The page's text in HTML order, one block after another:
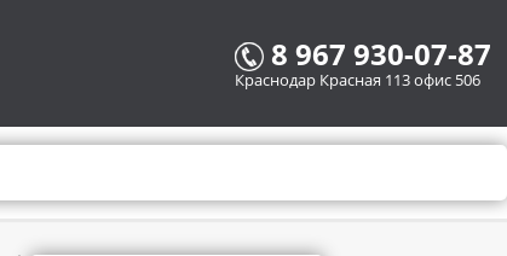
8 967 930-07-87
Краснодар Красная 113 офис 506